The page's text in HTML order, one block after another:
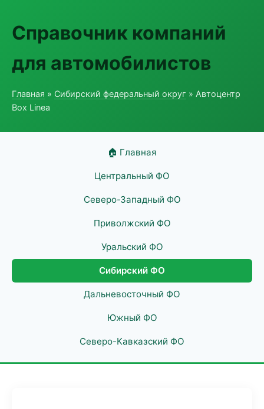
Справочник компаний
для автомобилистов
Главная » Сибирский федеральный округ » Автоцентр
Box Linea
🏠 Главная
Центральный ФО
Северо-Западный ФО
Приволжский ФО
Уральский ФО
Сибирский ФО
Дальневосточный ФО
Южный ФО
Северо-Кавказский ФО